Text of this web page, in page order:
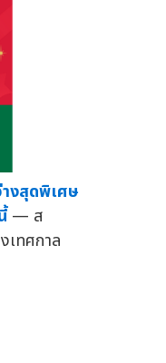
งสุดพิเศษ
— ส
เทศกาล